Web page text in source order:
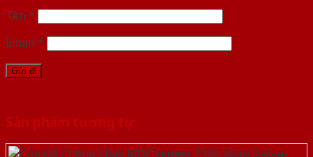
Tên *
Email *
Sản phẩm tương tự